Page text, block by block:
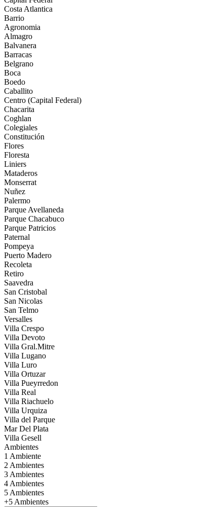
Costa Atlantica
Barrio
Agronomia
Almagro
Balvanera
Barracas
Belgrano
Boca
Boedo
Caballito
Centro (Capital Federal)
Chacarita
Coghlan
Colegiales
Constitución
Flores
Floresta
Liniers
Mataderos
Monserrat
Nuñez
Palermo
Parque Avellaneda
Parque Chacabuco
Parque Patricios
Paternal
Pompeya
Puerto Madero
Recoleta
Retiro
Saavedra
San Cristobal
San Nicolas
San Telmo
Versalles
Villa Crespo
Villa Devoto
Villa Gral.Mitre
Villa Lugano
Villa Luro
Villa Ortuzar
Villa Pueyrredon
Villa Real
Villa Riachuelo
Villa Urquiza
Villa del Parque
Mar Del Plata
Villa Gesell
Ambientes
1 Ambiente
2 Ambientes
3 Ambientes
4 Ambientes
5 Ambientes
+5 Ambientes